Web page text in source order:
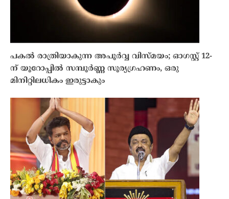
പകൽ രാത്രിയാകുന്ന അപൂർവ്വ വിസ്മയം; ഓഗസ്റ്റ് 12-
ന് യൂറോപ്പിൽ സമ്പൂർണ്ണ സൂര്യഗ്രഹണം, ഒരു
മിനിറ്റിലധികം ഇരുട്ടാകും